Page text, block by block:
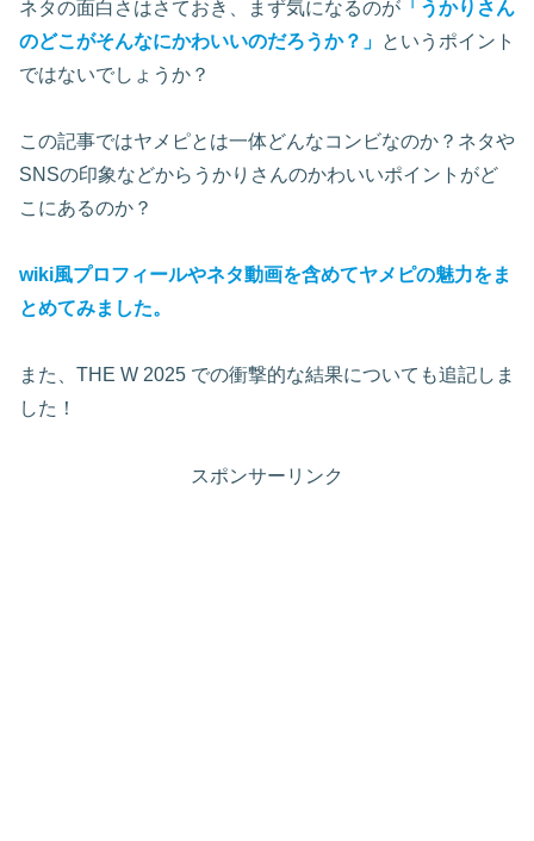
ネタの面白さはさておき、まず気になるのが 「うかりさん
のどこがそんなにかわいいのだろうか？」 というポイント
ではないでしょうか？
この記事ではヤメピとは一体どんなコンビなのか？ネタや
SNSの印象などからうかりさんのかわいいポイントがど
こにあるのか？
wiki風プロフィールやネタ動画を含めてヤメピの魅力をま
とめてみました。
また、THE W 2025 での衝撃的な結果についても追記しま
した！
スポンサーリンク